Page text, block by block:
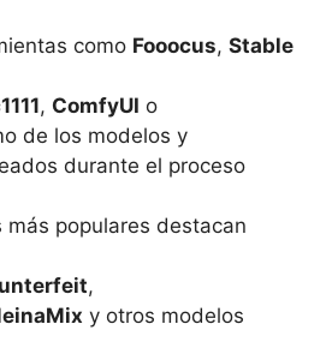
como Fooocus, Stable
, ComfyUI o
de los modelos y
durante el proceso
más populares destacan
,
y otros modelos